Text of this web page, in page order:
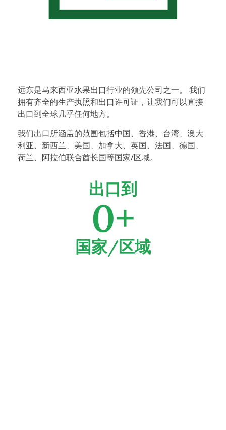
远东是马来西亚水果出口行业的领先公司之一。 我们
拥有齐全的生产执照和出口许可证，让我们可以直接
出口到全球几乎任何地方。
我们出口所涵盖的范围包括中国、香港、台湾、澳大
利亚、新西兰、美国、加拿大、英国、法国、德国、
荷兰、阿拉伯联合酋长国等国家/区域。
出口到
0+
国家/区域